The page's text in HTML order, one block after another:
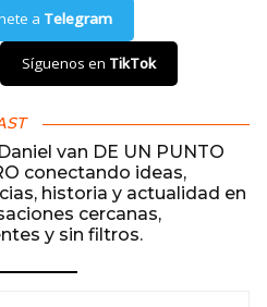
a Telegram
Síguenos en TikTok
van DE UN PUNTO
conectando ideas,
historia y actualidad en
cercanas,
y sin filtros.